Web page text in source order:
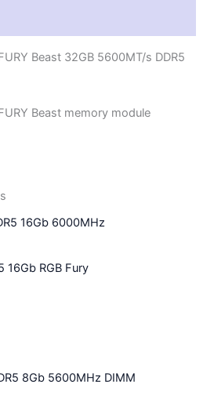
Beast 32GB 5600MT/s DDR5
Beast memory module
16Gb RGB Fury